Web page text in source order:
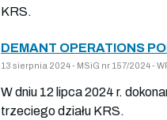
KRS.
DEMANT OPERATIONS
13 sierpnia 2024 - MSiG nr 157/2024 -
W dniu 12 lipca 2024 r.
trzeciego działu KRS.